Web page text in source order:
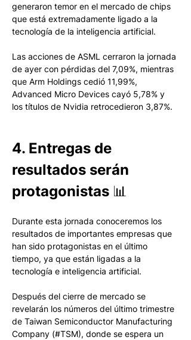
generaron temor en el mercado de chips
que está extremadamente ligado a la
tecnología de la inteligencia artificial.
Las acciones de ASML cerraron la jornada
de ayer con pérdidas del 7,09%, mientras
que Arm Holdings cedió 11,99%,
Advanced Micro Devices cayó 5,78% y
los títulos de Nvidia retrocedieron 3,87%.
4. Entregas de
resultados serán
protagonistas 📊
Durante esta jornada conoceremos los
resultados de importantes empresas que
han sido protagonistas en el último
tiempo, ya que están ligadas a la
tecnología e inteligencia artificial.
Después del cierre de mercado se
revelarán los números del último trimestre
de Taiwan Semiconductor Manufacturing
Company (#TSM), donde se espera un